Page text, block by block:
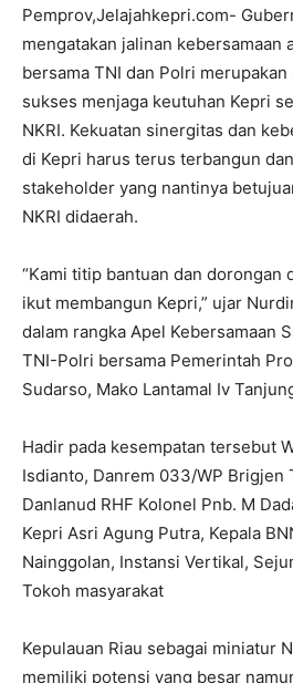
Pemprov,Jelajahkepri.com-
mengatakan jalinan kebersamaan
bersama TNI dan Polri
sukses menjaga keutuhan Kepri
NKRI. Kekuatan sinergitas dan
di Kepri harus terus terbangun
stakeholder yang nantinya
NKRI didaerah.
“Kami titip bantuan dan dorongan
ikut membangun Kepri,” ujar
dalam rangka Apel Kebersamaan
TNI-Polri bersama Pemerintah
Sudarso, Mako Lantamal Iv
Hadir pada kesempatan tersebut
Isdianto, Danrem 033/WP Brigjen
Danlanud RHF Kolonel Pnb. M
Kepri Asri Agung Putra, Kepala
Nainggolan, Instansi Vertikal,
Tokoh masyarakat
Kepulauan Riau sebagai miniatur
memiliki potensi yang besar